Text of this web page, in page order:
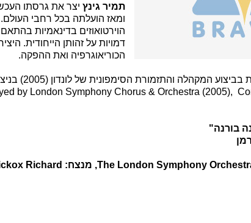
תמיר גינץ יצר את גרסתו
ומאז הועלתה בכל רחבי העולם.
הוירטואוזים בדינאמיות
הכוריאוגרפיה ואת ההפקה.
והתזמורת הסימפונית של לונדון (2005) בניצוחו של ריצ'ארד היקוקס.
by London Symphony Chorus & Orchestra (2005),
בורנה"